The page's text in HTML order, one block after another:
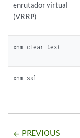
enrutador virtual
(VRRP)
xnm-clear-text
xnm-ssl
arrow_backward PREVIOUS